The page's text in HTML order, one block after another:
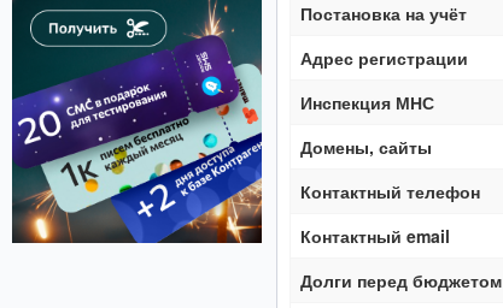
Постановка на учёт
Адрес регистрации
Инспекция МНС
Домены, сайты
Контактный телефон
Контактный email
Долги перед бюджетом